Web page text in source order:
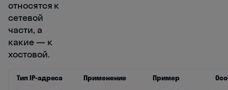
относятся к
сетевой
части, а
какие — к
хостовой.
Тип IP-адреса Применение Пример